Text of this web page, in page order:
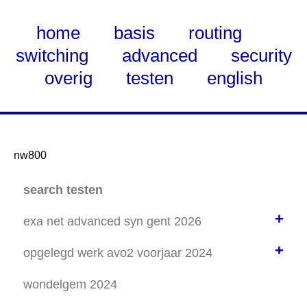
home basis
routing
switching
advanced
security
overig
testen english
nw800
search testen
+
exa net advanced syn gent 2026
(1) OSPF-routing + ip-helper 4 subnets
(2) ssh-via vlan-to-switch-n-router
+
opgelegd werk avo2 voorjaar 2024
PT-opdracht 1: slaac / stateless DHCPv6
wondelgem 2024